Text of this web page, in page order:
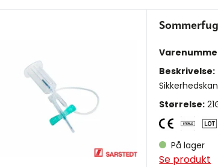
Beskrivelse:
Størrelse:
På lager
Se produkt